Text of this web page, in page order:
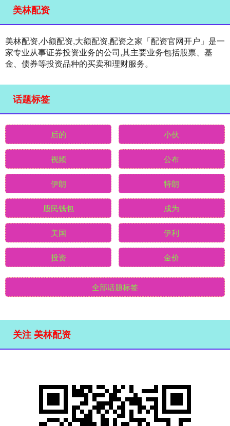
美林配资
美林配资,小额配资,大额配资,配资之家「配资官网开户」是一
家专业从事证券投资业务的公司,其主要业务包括股票、基
金、债券等投资品种的买卖和理财服务。
话题标签
后的 小伙
视频 公布
伊朗 特朗
股民钱包 成为
美国 伊利
投资 金价
全部话题标签
关注 美林配资